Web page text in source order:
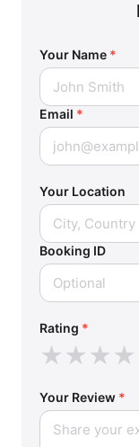
Your Name *
Email *
Your Location
Booking ID
Rating *
★★★★
Your Review *